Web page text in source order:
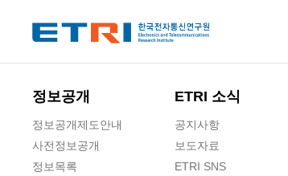
정보공개
정보공개제도안내
사전정보공개
정보목록
ETRI 소식
공지사항
보도자료
ETRI SNS